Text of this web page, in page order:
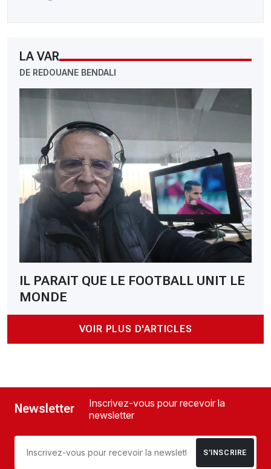
LA VAR
DE REDOUANE BENDALI
IL PARAIT QUE LE FOOTBALL UNIT LE
MONDE
VOIR PLUS D'ARTICLES
Newsletter
Inscrivez-vous pour recevoir la
newsletter
S’INSCRIRE